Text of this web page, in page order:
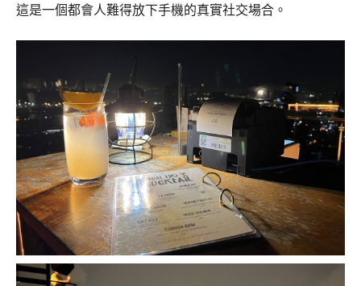
這是一個都會人難得放下手機的真實社交場合。